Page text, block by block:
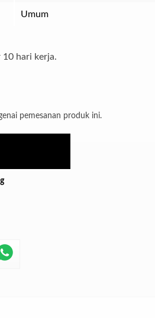
Umum
10 hari kerja.
pemesanan produk ini.